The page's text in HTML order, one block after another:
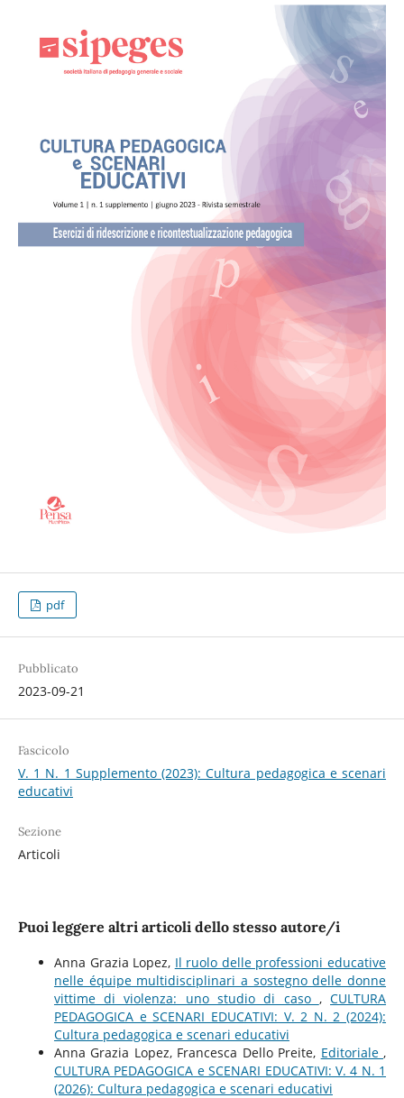
pdf
Pubblicato
2023-09-21
Fascicolo
V. 1 N. 1 Supplemento (2023): Cultura pedagogica e scenari
educativi
Sezione
Articoli
Puoi leggere altri articoli dello stesso autore/i
Anna Grazia Lopez, Il ruolo delle professioni educative
nelle équipe multidisciplinari a sostegno delle donne
vittime di violenza: uno studio di caso ,CULTURA
PEDAGOGICA e SCENARI EDUCATIVI: V. 2 N. 2 (2024):
Cultura pedagogica e scenari educativi
Anna Grazia Lopez, Francesca Dello Preite, Editoriale,
CULTURA PEDAGOGICA e SCENARI EDUCATIVI: V. 4 N. 1
(2026): Cultura pedagogica e scenari educativi